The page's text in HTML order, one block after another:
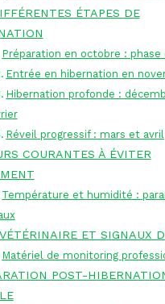
ÉTAPES DE
Préparation en octobre : phase
Entrée en hibernation en
Hibernation profonde :
Réveil progressif : mars et avril
COURANTES À ÉVITER
Température et humidité :
ET SIGNAUX
Matériel de monitoring
POST-